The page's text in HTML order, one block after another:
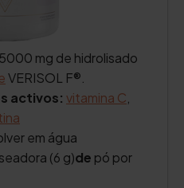
5000 mg de hidrolisado
VERISOL F®.
activos: vitamina C
em água
(6 g)de pó por